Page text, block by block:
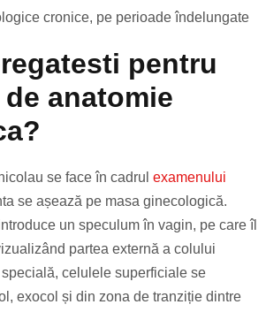
cronice, pe perioade îndelungate
pentru
anatomie
se face în cadrul examenului
se așează pe masa ginecologică.
un speculum în vagin, pe care îl
partea externă a colului
celulele superficiale se
exocol și din zona de tranziție dintre